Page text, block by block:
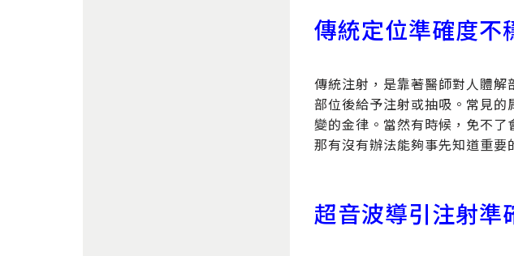
傳統定位準確度不
傳統注射，是靠著醫師對人體
部位後給予注射或抽吸。常見
變的金律。當然有時候，免不了
那有沒有辦法能夠事先知道重要
超音波導引注射準